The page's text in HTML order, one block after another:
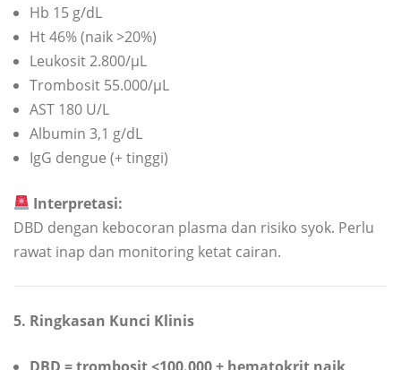
Hb 15 g/dL
Ht 46% (naik >20%)
Leukosit 2.800/µL
Trombosit 55.000/µL
AST 180 U/L
Albumin 3,1 g/dL
IgG dengue (+ tinggi)
Interpretasi:
DBD dengan kebocoran plasma dan risiko syok. Perlu
rawat inap dan monitoring ketat cairan.
5. Ringkasan Kunci Klinis